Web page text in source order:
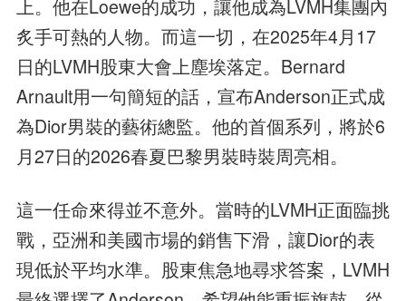
上。他在Loewe的成功，讓他成為LVMH集團內
炙手可熱的人物。而這一切，在2025年4月17
日的LVMH股東大會上塵埃落定。Bernard
Arnault用一句簡短的話，宣布Anderson正式成
為Dior男裝的藝術總監。他的首個系列，將於6
月27日的2026春夏巴黎男裝時裝周亮相。
這一任命來得並不意外。當時的LVMH正面臨挑
戰，亞洲和美國市場的銷售下滑，讓Dior的表
現低於平均水準。股東焦急地尋求答案，LVMH